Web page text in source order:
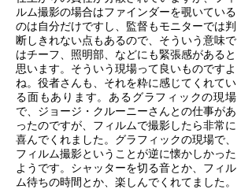
ルム撮影の場合はファインダーを覗いている
のは自分だけですし、監督もモニターでは判
断しきれない点もあるので、そういう意味で
はチーフ、照明部、などにも緊張感があると
思います。そういう現場って良いものですよ
ね。役者さんも、それを粋に感じてくれてい
る面もあります。あるグラフィックの現場
で、ジョージ・クルーニーさんとの仕事があ
ったのですが、フィルムで撮影したら非常に
喜んでくれました。グラフィックの現場で、
フィルム撮影ということが逆に懐かしかった
ようです。シャッターを切る音とか、フィル
ム待ちの時間とか、楽しんでくれてました。